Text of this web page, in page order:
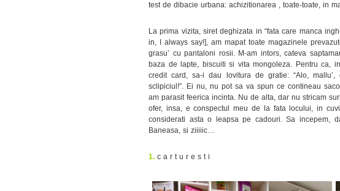
test de dibacie urbana: achizitionarea , toate-toate, in
La prima vizita, siret deghizata in “fata care manca
in, I always say!], am mapat toate magazinele
grasu’ cu pantaloni rosii. M-am intors, cateva
baza de lapte, biscuiti si vita mongoleza. Pentru ca,
credit card, sa-i dau lovitura de gratie: “Alo,
sclipiciul!”. Ei nu, nu pot sa va spun ce contineau
am parasit feerica incinta. Nu de alta, dar nu stricam
ofer, insa, e conspectul meu de la fata locului, in
considerati asta o leapsa pe cadouri. Sa incepem,
Baneasa, si ziiiiic…
1. c a r t u r e s t i